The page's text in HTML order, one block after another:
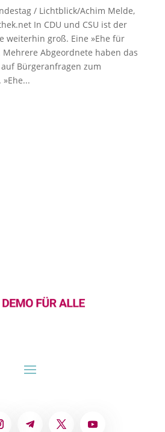
/ Lichtblick/Achim Melde,
In CDU und CSU ist der
weiterhin groß. Eine »Ehe für
Abgeordnete haben das
Bürgeranfragen zum